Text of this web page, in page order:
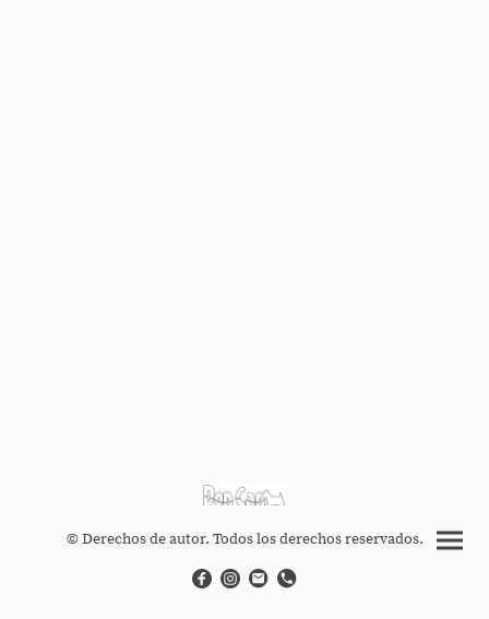
© Derechos de autor. Todos los derechos reservados.